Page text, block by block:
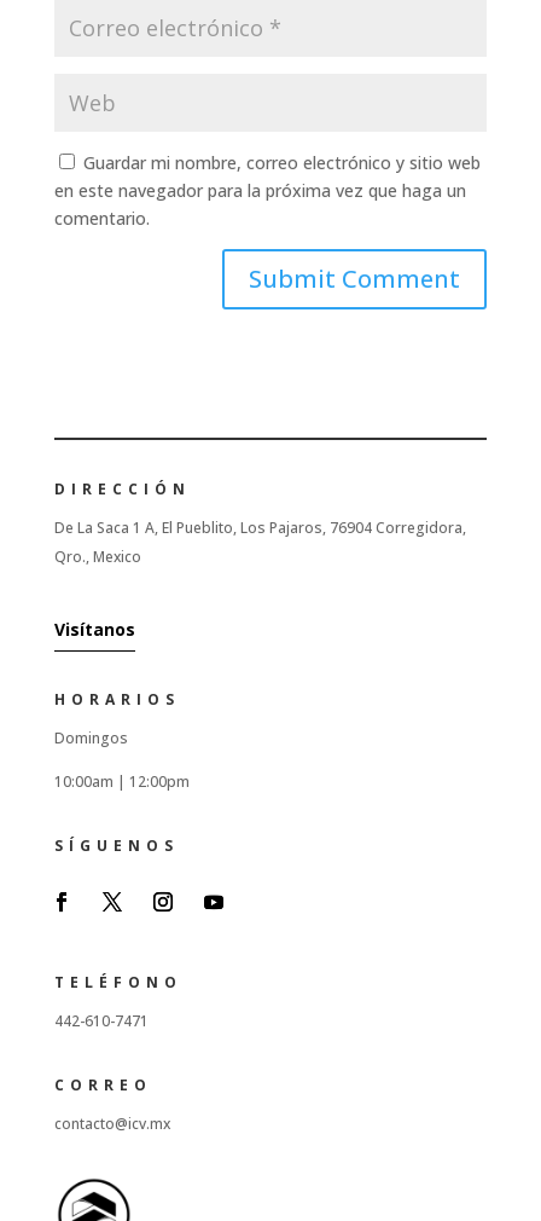
Guardar mi nombre, correo electrónico y sitio web
en este navegador para la próxima vez que haga un
comentario.
DIRECCIÓN
De La Saca 1 A, El Pueblito, Los Pajaros, 76904 Corregidora,
Qro., Mexico
Visítanos
HORARIOS
Domingos
10:00am | 12:00pm
SÍGUENOS
TELÉFONO
442-610-7471
CORREO
contacto@icv.mx